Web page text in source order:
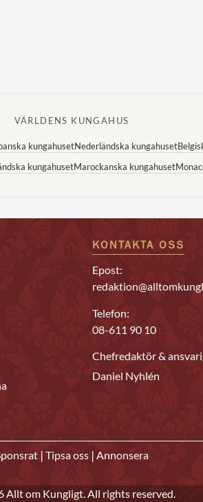
VÄRLDENS KUNGAHUS
kungahusetNederländska kungahuset
kungahusetMarockanska kungahuset
KONTAKTA OSS
Epost:
Telefon:
08-611 90 10
Chefredaktör &
Daniel Nyhlén
| Tipsa oss | Annonsera
Allt om Kungligt. All rights reserved.